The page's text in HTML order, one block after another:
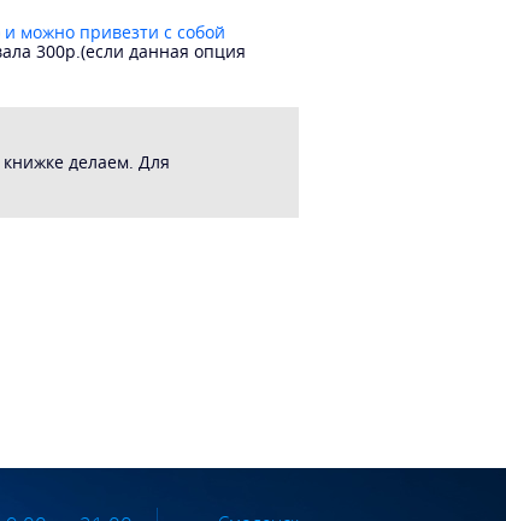
и можно привезти с собой
300р.(если данная опция
книжке делаем. Для